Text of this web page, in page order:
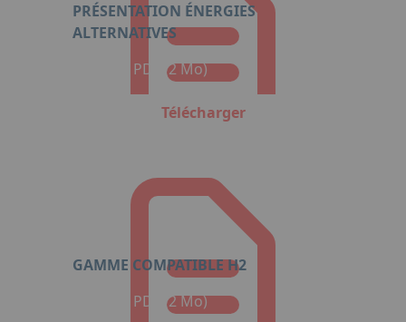
PRÉSENTATION ÉNERGIES
ALTERNATIVES
Format : PDF (2 Mo)
Télécharger
GAMME COMPATIBLE H2
Format : PDF (2 Mo)